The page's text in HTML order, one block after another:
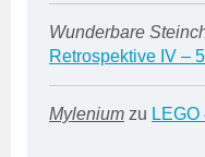
Wunderbare
Retrospektive IV –
Mylenium zu